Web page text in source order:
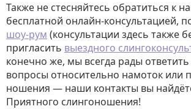
Также не стесняйтесь обратиться к
бесплатной онлайн-консультацией,
шоу-рум (консультации здесь также
пригласить выездного
конечно же, мы всегда рады
вопросы относительно намоток или
ношения — наши контакты вы
Приятного слингоношения!